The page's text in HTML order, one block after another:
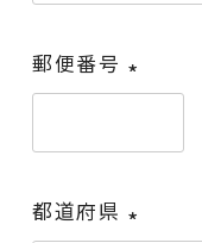
個人
郵便番号
須)
都道府県